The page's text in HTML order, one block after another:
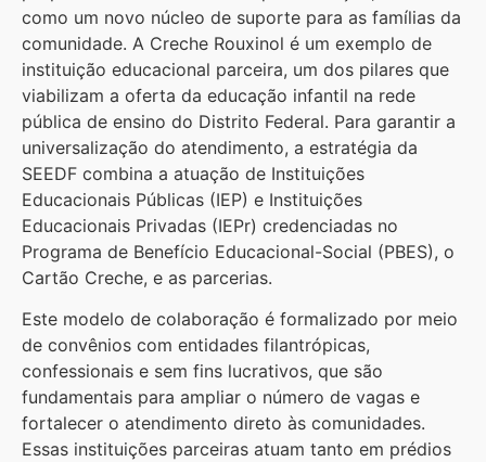
como um novo núcleo de suporte para as famílias da
comunidade. A Creche Rouxinol é um exemplo de
instituição educacional parceira, um dos pilares que
viabilizam a oferta da educação infantil na rede
pública de ensino do Distrito Federal. Para garantir a
universalização do atendimento, a estratégia da
SEEDF combina a atuação de Instituições
Educacionais Públicas (IEP) e Instituições
Educacionais Privadas (IEPr) credenciadas no
Programa de Benefício Educacional-Social (PBES), o
Cartão Creche, e as parcerias.
Este modelo de colaboração é formalizado por meio
de convênios com entidades filantrópicas,
confessionais e sem fins lucrativos, que são
fundamentais para ampliar o número de vagas e
fortalecer o atendimento direto às comunidades.
Essas instituições parceiras atuam tanto em prédios